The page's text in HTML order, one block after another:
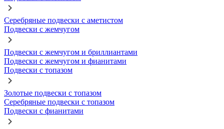
Серебряные подвески с аметистом
Подвески с жемчугом
Подвески с жемчугом и бриллиантами
Подвески с жемчугом и фианитами
Подвески с топазом
Золотые подвески с топазом
Серебряные подвески с топазом
Подвески с фианитами